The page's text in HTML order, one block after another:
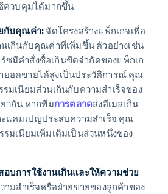
ควบคุมได้มากขึ้น
กับคุณค่า: จัดโครงสร้างแพ็กเกจเพื่อ
นเกินกับคุณค่าที่เพิ่มขึ้น ตัวอย่างเช่น
ซมีคำสั่งซื้อเกินขีดจำกัดของแพ็กเก
ยอดขายได้สูงเป็นประวัติการณ์ คุณ
รมเนียมส่วนเกินกับความสำเร็จของ
วกัน หากทีมการตลาดส่งอีเมลเกิน
แคมเปญประสบความสําเร็จ คุณ
รมเนียมเพิ่มเติมเป็นส่วนหนึ่งของ
บการใช้งานเกินและให้ความช่วย
ามสําเร็จหรือฝ่ายขายของลูกค้าของ